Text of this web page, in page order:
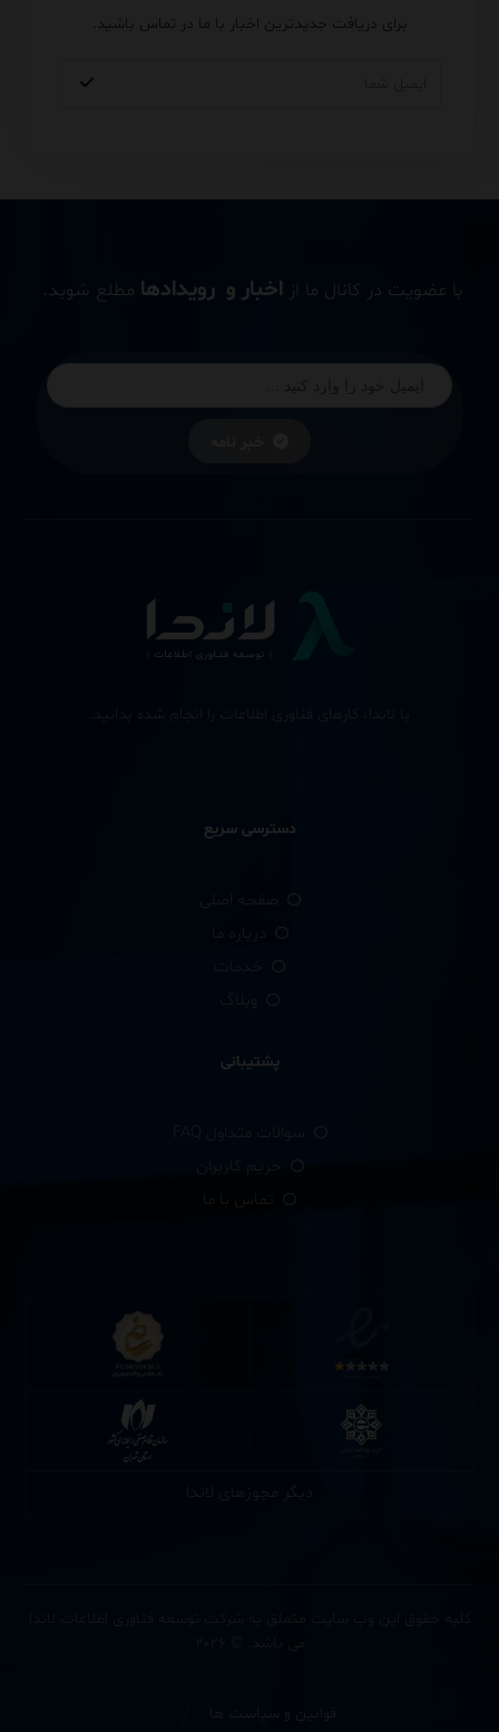
برای دریافت جدیدترین اخبار با ما در تماس باشید.
با عضویت در کانال ما از اخبار و رویدادها مطلع شوید.
با لاندا، کارهای فناوری اطلاعات را انجام شده بدانید.
دسترسی سریع
صفحه اصلی
پشتیبانی
سوالات متداول FAQ
حریم کاربران
دیگر مجوزهای لاندا
کلیه حقوق این وب سایت متعلق به شرکت توسعه فناوری اطلاعات لاندا
قوانین و سیاست ها